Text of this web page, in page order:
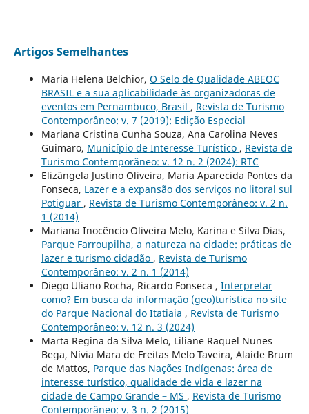
Artigos Semelhantes
Maria Helena Belchior, O Selo de Qualidade ABEOC
BRASIL e a sua aplicabilidade às organizadoras de
eventos em Pernambuco, Brasil , Revista de Turismo
Contemporâneo: v. 7 (2019): Edição Especial
Mariana Cristina Cunha Souza, Ana Carolina Neves
Guimaro, Município de Interesse Turístico , Revista de
Turismo Contemporâneo: v. 12 n. 2 (2024): RTC
Elizângela Justino Oliveira, Maria Aparecida Pontes da
Fonseca, Lazer e a expansão dos serviços no litoral sul
Potiguar , Revista de Turismo Contemporâneo: v. 2 n.
1 (2014)
Mariana Inocêncio Oliveira Melo, Karina e Silva Dias,
Parque Farroupilha, a natureza na cidade: práticas de
lazer e turismo cidadão , Revista de Turismo
Contemporâneo: v. 2 n. 1 (2014)
Diego Uliano Rocha, Ricardo Fonseca , Interpretar
como? Em busca da informação (geo)turística no site
do Parque Nacional do Itatiaia , Revista de Turismo
Contemporâneo: v. 12 n. 3 (2024)
Marta Regina da Silva Melo, Liliane Raquel Nunes
Bega, Nívia Mara de Freitas Melo Taveira, Alaíde Brum
de Mattos, Parque das Nações Indígenas: área de
interesse turístico, qualidade de vida e lazer na
cidade de Campo Grande – MS , Revista de Turismo
Contemporâneo: v. 3 n. 2 (2015)